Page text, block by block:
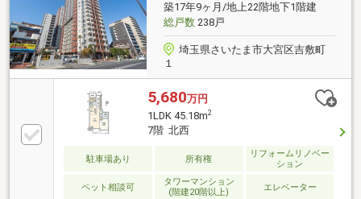
築17年9ヶ月/地上22階地下1階建
総戸数238戸
埼玉県さいたま市大宮区吉敷町
１
5,680万円
1LDK 45.18m2
7階 北西
駐車場あり 所有権
リフォームリノベー
ション
ペット相談可
タワーマンション
(階建20階以上)
エレベーター